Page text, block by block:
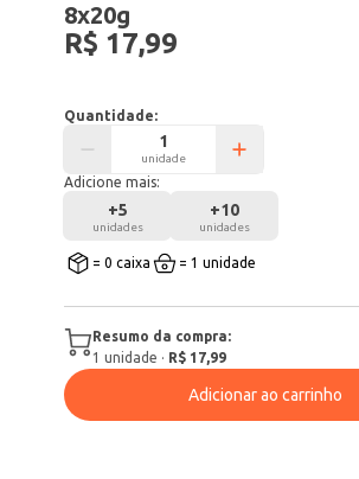
8x20g
R$ 17,99
Quantidade:
unidade
Adicione mais:
+5
unidades
+10
unidades
= 0 caixa = 1 unidade
Resumo da compra:
1 unidade · R$ 17,99
Adicionar ao carrinho